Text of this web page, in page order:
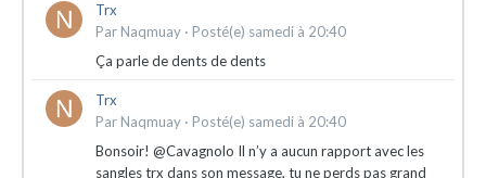
Trx
Par Naqmuay · Posté(e) samedi à 20:40
Ça parle de dents de dents
Trx
Par Naqmuay · Posté(e) samedi à 20:40
Bonsoir! @Cavagnolo Il n’y a aucun rapport avec les
sangles trx dans son message, tu ne perds pas grand